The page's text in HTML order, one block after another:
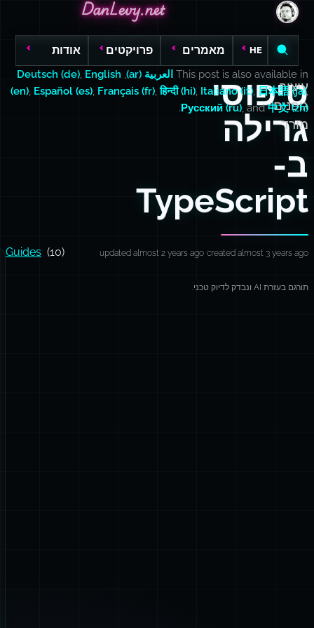
DanLevy.net
DanLevy.net
DanLevy.net
HE מאמרים פרויקטים אודות
טיפוסי
גרילה
ב-
TypeScript
עיצוב
גופנים
מורד
This post is also available in العربية (ar) ,
Deutsch (de), English
(en), Español (es), Français (fr),हिन्दी (hi), Italiano (it), 日本語 (ja),
Русский (ru), and中文 (zh)
.
created almost 3 years ago
updated almost 2 years ago
Guides (10)
תורגם בעזרת AI ונבדק לדיוק טכני.